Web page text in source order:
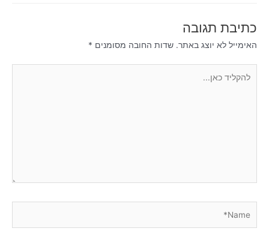
כתיבת תגובה
האימייל לא יוצג באתר. שדות החובה מסומנים *
כאן...